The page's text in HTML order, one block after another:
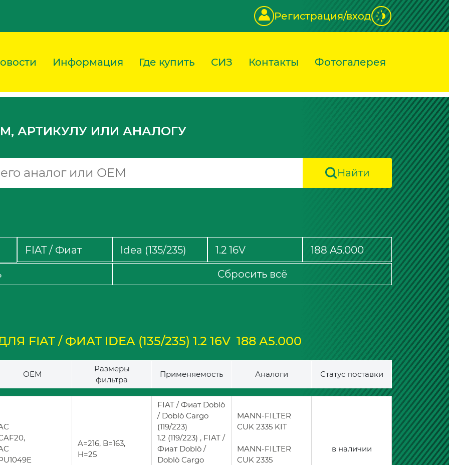
Регистрация/вход
Информация Где купить СИЗ Контакты Фотогалерея
АРТИКУЛУ ИЛИ АНАЛОГУ
Найти
Сбросить всё
FIAT / ФИАТ IDEA (135/235) 1.2 16V 188 A5.000
ОЕМ
Размеры
фильтра
Применяемость Аналоги Статус поставки
A=216, B=163,
H=25
FIAT / Фиат Doblò
/ Doblò Cargo
(119/223)
1.2 (119/223) , FIAT /
Фиат Doblò /
Doblò Cargo
MANN-FILTER
CUK 2335 KIT
MANN-FILTER
CUK 2335
в наличии